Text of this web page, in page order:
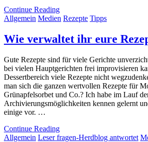
Continue Reading
Allgemein Medien Rezepte Tipps
Wie verwaltet ihr eure
Gute Rezepte sind für viele Gerichte
bei vielen Hauptgerichten frei improvisieren
Dessertbereich viele Rezepte nicht
man sich die ganzen wertvollen Rezepte für
Grünapfelsorbet und Co.? Ich habe im Lauf
Archivierungsmöglichkeiten kennen gelernt
einige vor. …
Continue Reading
Allgemein Leser fragen-Herdblog antwortet